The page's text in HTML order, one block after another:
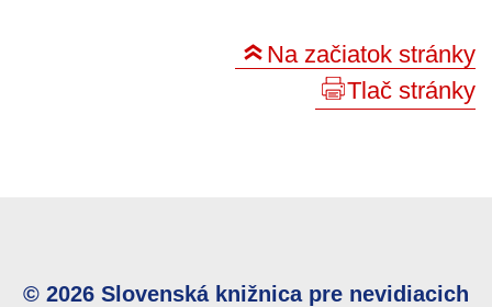
Na začiatok stránky
Tlač stránky
© 2026 Slovenská knižnica pre nevidiacich